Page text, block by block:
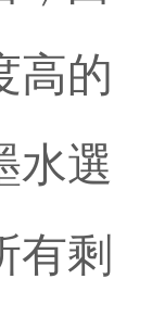
高的
水選
有剩